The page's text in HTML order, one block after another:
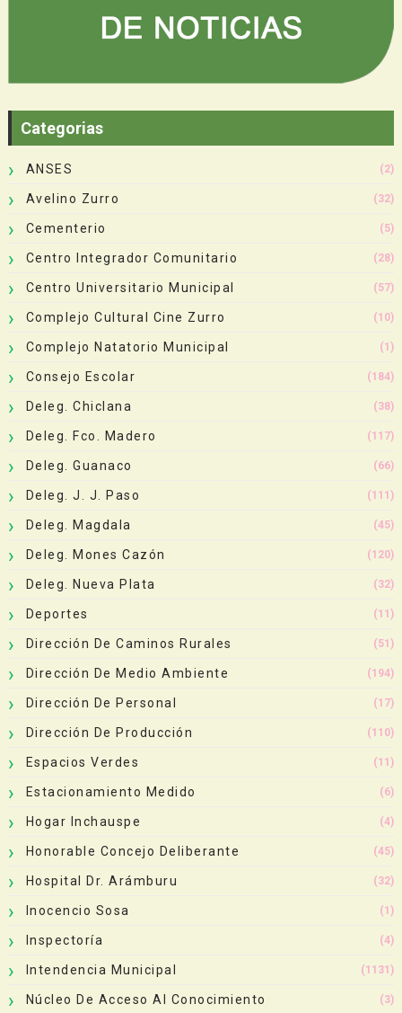
Categorias
ANSES (2)
Avelino Zurro (32)
Cementerio (5)
Centro Integrador Comunitario (28)
Centro Universitario Municipal (57)
Complejo Cultural Cine Zurro (10)
Complejo Natatorio Municipal (1)
Consejo Escolar (184)
Deleg. Chiclana (38)
Deleg. Fco. Madero (117)
Deleg. Guanaco (66)
Deleg. J. J. Paso (111)
Deleg. Magdala (45)
Deleg. Mones Cazón (120)
Deleg. Nueva Plata (32)
Deportes (11)
Dirección De Caminos Rurales (51)
Dirección De Medio Ambiente (194)
Dirección De Personal (17)
Dirección De Producción (110)
Espacios Verdes (11)
Estacionamiento Medido (6)
Hogar Inchauspe (4)
Honorable Concejo Deliberante (45)
Hospital Dr. Arámburu (32)
Inocencio Sosa (1)
Inspectoría (4)
Intendencia Municipal (1131)
Núcleo De Acceso Al Conocimiento (3)